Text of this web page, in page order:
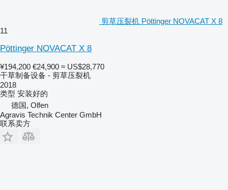
剪草压裂机 Pöttinger NOVACAT X 8
11
Pöttinger NOVACAT X 8
¥194,200 €24,900 ≈ US$28,770
干草制备设备 - 剪草压裂机
2018
类型 安装好的
德国, Olfen
Agravis Technik Center GmbH
联系卖方